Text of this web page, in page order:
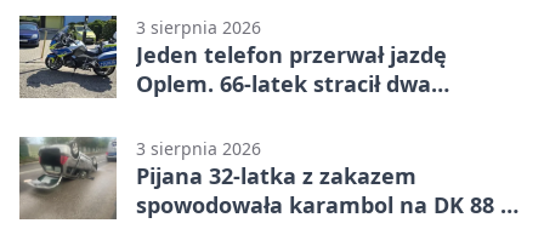
3 sierpnia 2026
Jeden telefon przerwał jazdę
Oplem. 66-latek stracił dwa
3 sierpnia 2026
Pijana 32-latka z zakazem
spowodowała karambol na DK 88 w